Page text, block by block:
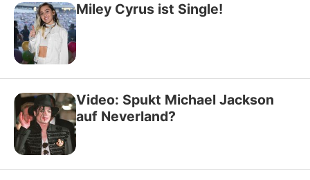
Miley Cyrus ist Single!
Video: Spukt Michael Jackson
auf Neverland?